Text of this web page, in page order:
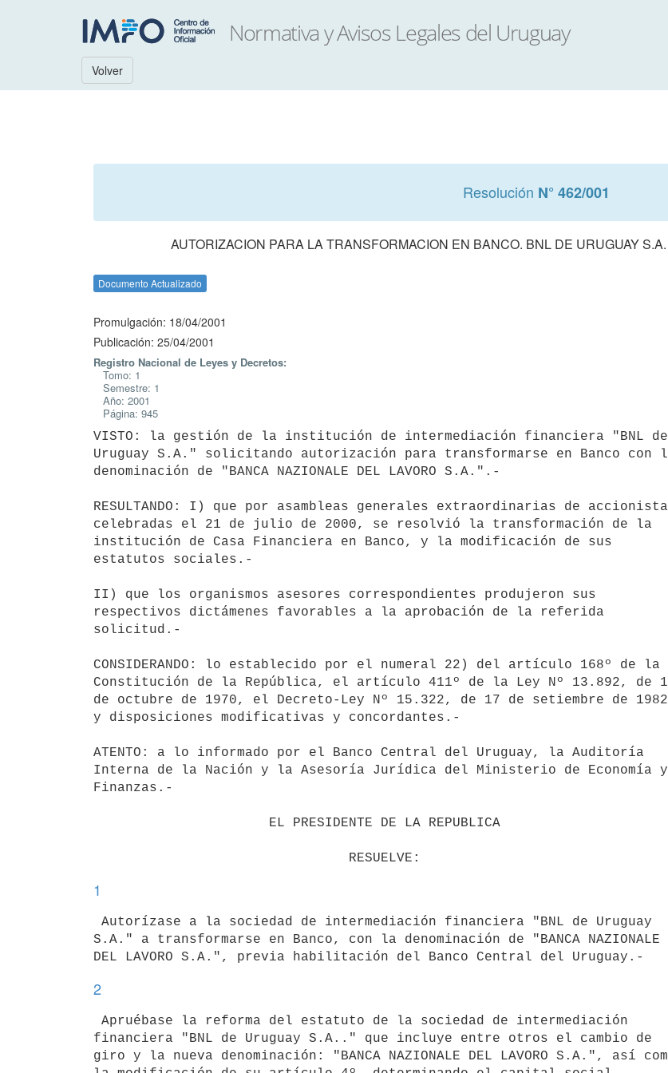
Volver
Resolución N° 462/001
AUTORIZACION PARA LA TRANSFORMACION EN BANCO. BNL DE URUGUAY
Documento Actualizado
Promulgación: 18/04/2001
Publicación: 25/04/2001
Registro Nacional de Leyes y Decretos:
Tomo: 1
Semestre: 1
Año: 2001
Página: 945
VISTO: la gestión de la institución de intermediación financiera "BNL de
Uruguay S.A." solicitando autorización para transformarse en Banco con
denominación de "BANCA NAZIONALE DEL LAVORO S.A.".-
RESULTANDO: I) que por asambleas generales extraordinarias de
celebradas el 21 de julio de 2000, se resolvió la transformación de la
institución de Casa Financiera en Banco, y la modificación de sus
estatutos sociales.-
II) que los organismos asesores correspondientes produjeron sus
respectivos dictámenes favorables a la aprobación de la referida
solicitud.-
CONSIDERANDO: lo establecido por el numeral 22) del artículo 168º de la
Constitución de la República, el artículo 411º de la Ley Nº 13.892, de
de octubre de 1970, el Decreto-Ley Nº 15.322, de 17 de setiembre de 1982
y disposiciones modificativas y concordantes.-
ATENTO: a lo informado por el Banco Central del Uruguay, la Auditoría
Interna de la Nación y la Asesoría Jurídica del Ministerio de Economía y
Finanzas.-
1
S.A." a transformarse en Banco, con la denominación de "BANCA NAZIONALE
2
financiera "BNL de Uruguay S.A.." que incluye entre otros el cambio de
giro y la nueva denominación: "BANCA NAZIONALE DEL LAVORO S.A.", así